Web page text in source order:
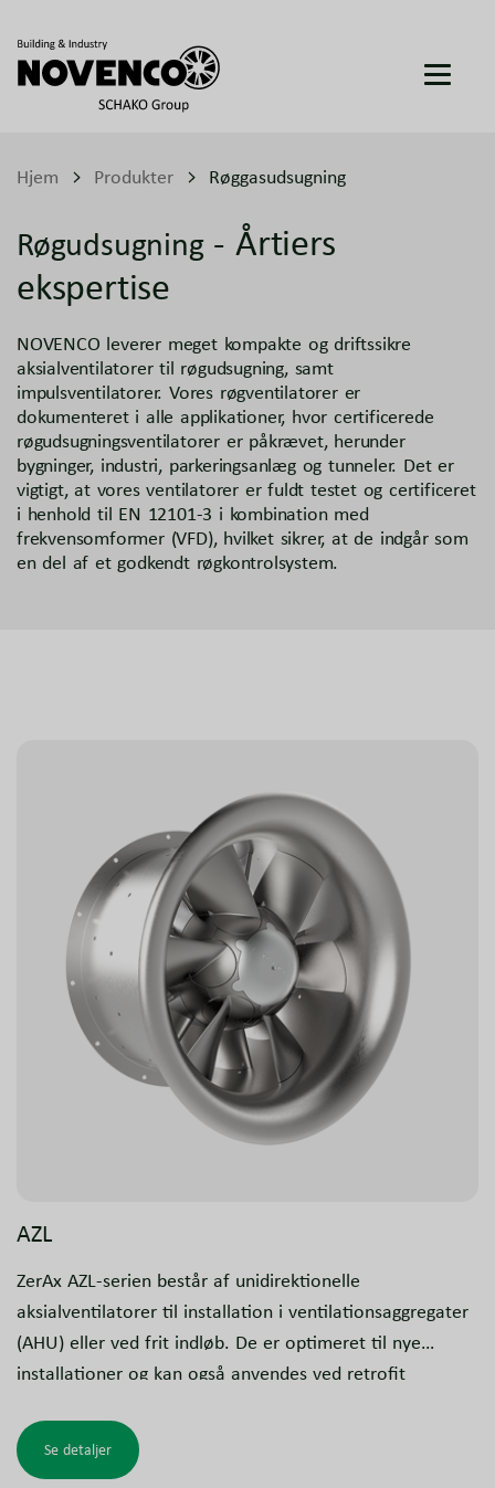
Hjem Produkter Røggasudsugning
Røgudsugning - Årtiers
ekspertise
NOVENCO leverer meget kompakte og driftssikre
aksialventilatorer til røgudsugning, samt
impulsventilatorer. Vores røgventilatorer er
dokumenteret i alle applikationer, hvor certificerede
røgudsugningsventilatorer er påkrævet, herunder
bygninger, industri, parkeringsanlæg og tunneler. Det er
vigtigt, at vores ventilatorer er fuldt testet og certificeret
i henhold til EN 12101-3 i kombination med
frekvensomformer (VFD), hvilket sikrer, at de indgår som
en del af et godkendt røgkontrolsystem.
AZL
ZerAx AZL-serien består af unidirektionelle
aksialventilatorer til installation i ventilationsaggregater
(AHU) eller ved frit indløb. De er optimeret til nye
installationer og kan også anvendes ved retrofit
konstruktion.
Se detaljer